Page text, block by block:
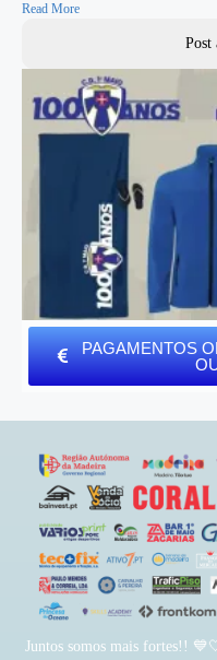
Read More
Post
PAGAMENTOS
Juntos somos mais fortes!!